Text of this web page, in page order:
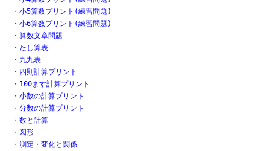
・ 小5算数プリント(練習問題)
・ 小6算数プリント(練習問題)
・ 算数文章問題
・ たし算表
・ 九九表
・ 四則計算プリント
・ 100ます計算プリント
・ 小数の計算プリント
・ 分数の計算プリント
・ 数と計算
・ 図形
・ 測定・変化と関係